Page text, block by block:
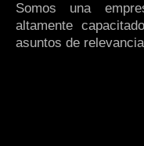
Somos una
altamente
asuntos de